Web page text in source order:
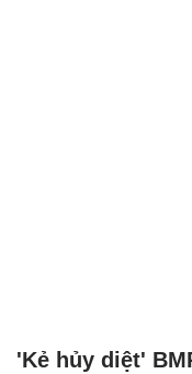
'Kẻ hủy diệt'